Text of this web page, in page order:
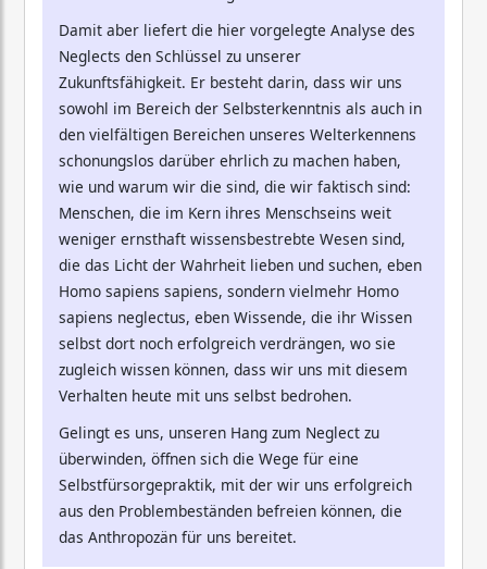
Damit aber liefert die hier vorgelegte Analyse des
Neglects den Schlüssel zu unserer
Zukunftsfähigkeit. Er besteht darin, dass wir uns
sowohl im Bereich der Selbsterkenntnis als auch in
den vielfältigen Bereichen unseres Welterkennens
schonungslos darüber ehrlich zu machen haben,
wie und warum wir die sind, die wir faktisch sind:
Menschen, die im Kern ihres Menschseins weit
weniger ernsthaft wissensbestrebte Wesen sind,
die das Licht der Wahrheit lieben und suchen, eben
Homo sapiens sapiens, sondern vielmehr Homo
sapiens neglectus, eben Wissende, die ihr Wissen
selbst dort noch erfolgreich verdrängen, wo sie
zugleich wissen können, dass wir uns mit diesem
Verhalten heute mit uns selbst bedrohen.
Gelingt es uns, unseren Hang zum Neglect zu
überwinden, öffnen sich die Wege für eine
Selbstfürsorgepraktik, mit der wir uns erfolgreich
aus den Problembeständen befreien können, die
das Anthropozän für uns bereitet.